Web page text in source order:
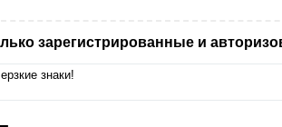
зарегистрированные и
знаки!